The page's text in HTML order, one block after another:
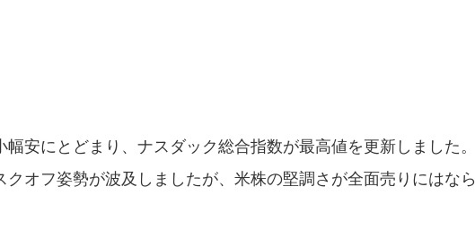
安にとどまり、ナスダック総合指数が最高値を更新しました。
オフ姿勢が波及しましたが、米株の堅調さが全面売りにはなら